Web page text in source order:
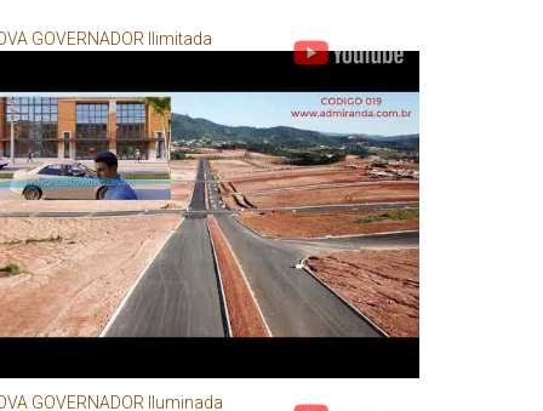
GOVERNADOR Ilimitada
GOVERNADOR Iluminada